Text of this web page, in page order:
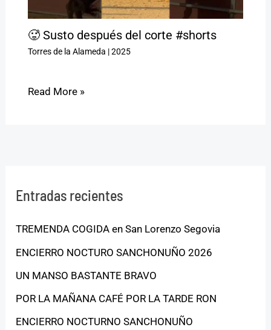
🥵 Susto después del corte #shorts
Torres de la Alameda |2025
Read More »
Entradas recientes
TREMENDA COGIDA en San Lorenzo Segovia
ENCIERRO NOCTURO SANCHONUÑO 2026
UN MANSO BASTANTE BRAVO
POR LA MAÑANA CAFÉ POR LA TARDE RON
ENCIERRO NOCTURNO SANCHONUÑO